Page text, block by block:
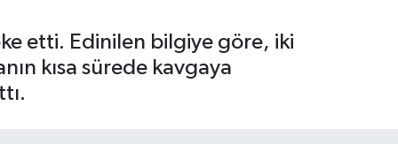
etti. Edinilen bilgiye göre, iki
kısa sürede kavgaya